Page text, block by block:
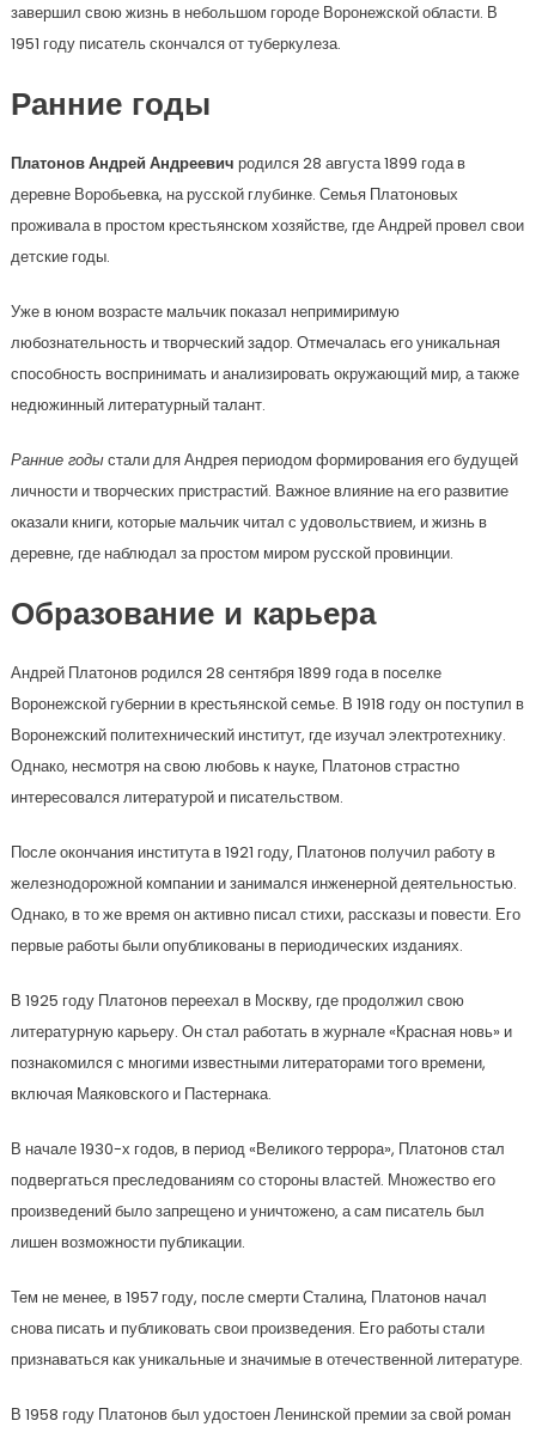
завершил свою жизнь в небольшом городе Воронежской области. В
1951 году писатель скончался от туберкулеза.
Ранние годы
Платонов Андрей Андреевич родился 28 августа 1899 года в
деревне Воробьевка, на русской глубинке. Семья Платоновых
проживала в простом крестьянском хозяйстве, где Андрей провел свои
детские годы.
Уже в юном возрасте мальчик показал непримиримую
любознательность и творческий задор. Отмечалась его уникальная
способность воспринимать и анализировать окружающий мир, а также
недюжинный литературный талант.
Ранние годыстали для Андрея периодом формирования его будущей
личности и творческих пристрастий. Важное влияние на его развитие
оказали книги, которые мальчик читал с удовольствием, и жизнь в
деревне, где наблюдал за простом миром русской провинции.
Образование и карьера
Андрей Платонов родился 28 сентября 1899 года в поселке
Воронежской губернии в крестьянской семье. В 1918 году он поступил в
Воронежский политехнический институт, где изучал электротехнику.
Однако, несмотря на свою любовь к науке, Платонов страстно
интересовался литературой и писательством.
После окончания института в 1921 году, Платонов получил работу в
железнодорожной компании и занимался инженерной деятельностью.
Однако, в то же время он активно писал стихи, рассказы и повести. Его
первые работы были опубликованы в периодических изданиях.
В 1925 году Платонов переехал в Москву, где продолжил свою
литературную карьеру. Он стал работать в журнале «Красная новь» и
познакомился с многими известными литераторами того времени,
включая Маяковского и Пастернака.
В начале 1930-х годов, в период «Великого террора», Платонов стал
подвергаться преследованиям со стороны властей. Множество его
произведений было запрещено и уничтожено, а сам писатель был
лишен возможности публикации.
Тем не менее, в 1957 году, после смерти Сталина, Платонов начал
снова писать и публиковать свои произведения. Его работы стали
признаваться как уникальные и значимые в отечественной литературе.
В 1958 году Платонов был удостоен Ленинской премии за свой роман